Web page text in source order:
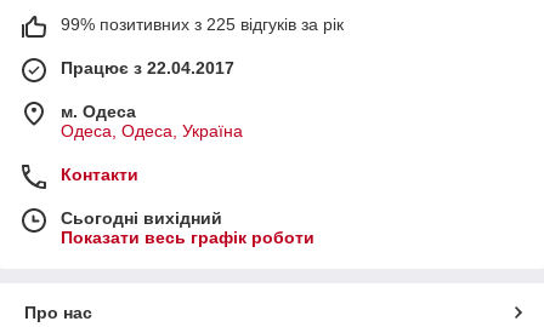
99% позитивних з 225 відгуків за рік
Працює з 22.04.2017
м. Одеса
Одеса, Одеса, Україна
Контакти
Сьогодні вихідний
Показати весь графік роботи
Про нас